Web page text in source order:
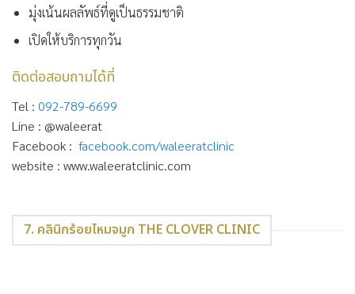
มุ่งเน้นผลลัพธ์ที่ดูเป็นธรรมชาติ
เปิดให้บริการทุกวัน
ติดต่อสอบถามได้ที่
Tel : 092-789-6699
Line : @waleerat
Facebook : facebook.com/waleeratclinic
website : www.waleeratclinic.com
7. คลินิกร้อยไหมจมูก THE CLOVER CLINIC